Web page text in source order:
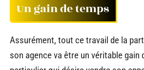
Un gain de temps
Assurément, tout ce travail de la
son agence va être un véritable gain